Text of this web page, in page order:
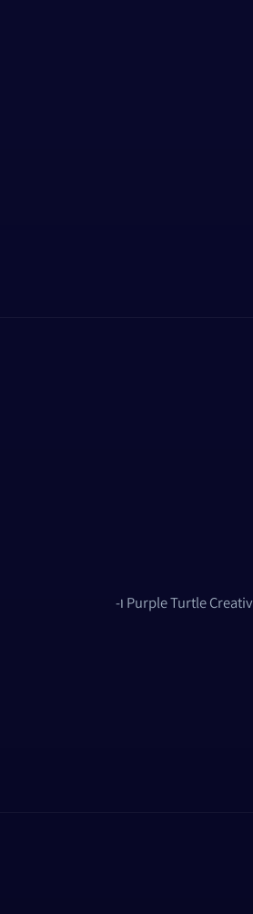
בעלים ומנכ"ל של משרד הפרסום תומאסו, מייסד חברת הסטארט-אפ EquaLanguage, ובעלים של Purple Turtle Creative ו-